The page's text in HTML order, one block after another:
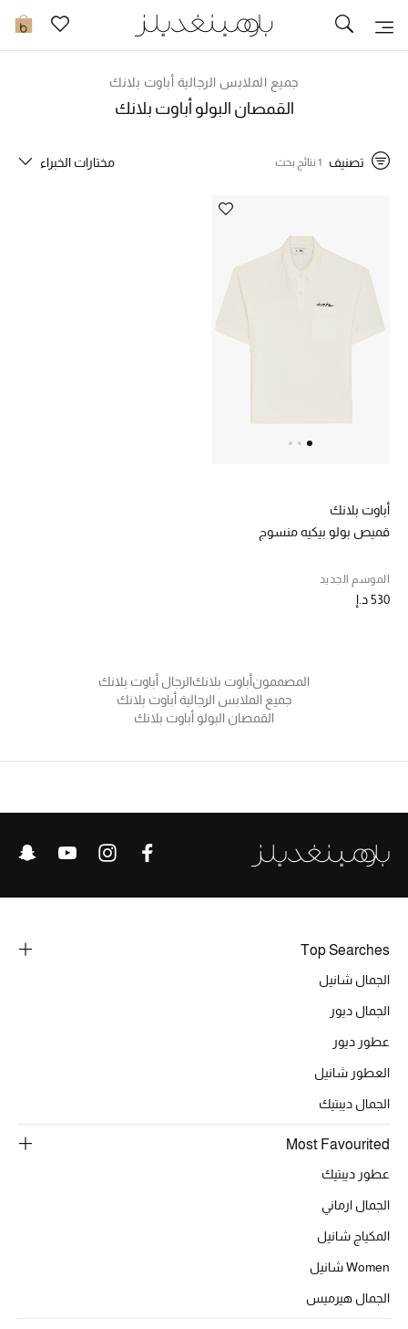
0 تخفيضات
مزيد من التخفيضات
الجمال
الأطفال
ما وصلنا حديثاً
مستلزمات المنزل
المجوهرات
نسوقوا أحدث ما وصلنا
خصومات
جميع الملابس الرجالية أباوت بلانك
القمصان البولو أباوت بلانك
تصنيف 1 نتائج بحث مختارات الخبراء
أباوت بلانك
قميص بولو بيكيه منسوج
الموسم الجديد
530 د.إ
المصممونأباوت بلانكالرجال أباوت بلانك
جميع الملابس الرجالية أباوت بلانك
القمصان البولو أباوت بلانك
Top Searches
الجمال شانيل
الجمال ديور
عطور ديور
العطور شانيل
الجمال ديبتيك
Most Favourited
عطور ديبتيك
الجمال ارماني
المكياج شانيل
Women شانيل
الجمال هيرميس